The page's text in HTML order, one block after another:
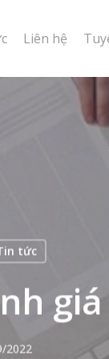
Liên hệ
tức
2022